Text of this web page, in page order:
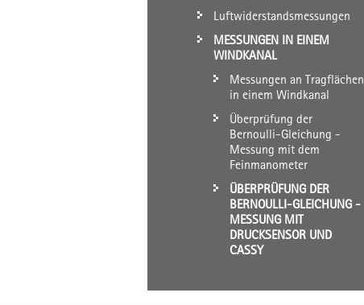
Luftwiderstandsmessungen
MESSUNGEN IN EINEM
WINDKANAL
Messungen an Tragflächen
in einem Windkanal
Überprüfung der
Bernoulli-Gleichung -
Messung mit dem
Feinmanometer
ÜBERPRÜFUNG DER
BERNOULLI-GLEICHUNG -
MESSUNG MIT
DRUCKSENSOR UND
CASSY